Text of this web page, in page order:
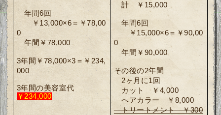
年間6回
￥13,000×6＝￥78,00
0
年間￥78,000
3年間￥78,000×3＝￥234,
000
3年間の美容室代
￥234,000
計　￥15,000
年間6回
￥15,000×6＝￥90,00
0
年間￥90,000
その後の2年間
2ヶ月に1回
カット　￥4,000
ヘアカラー　￥8,000
トリートメント　￥300